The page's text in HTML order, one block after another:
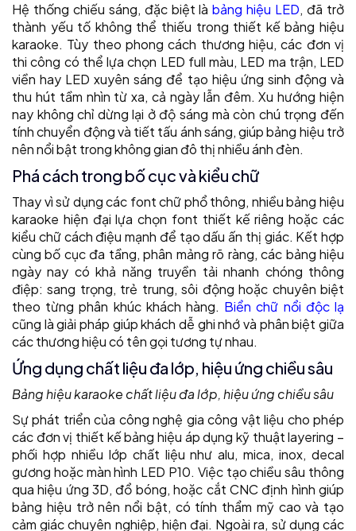
Hệ thống chiếu sáng, đặc biệt làbảng hiệu LED, đã trở
thành yếu tố không thể thiếu trong thiết kế bảng hiệu
karaoke. Tùy theo phong cách thương hiệu, các đơn vị
thi công có thể lựa chọn LED full màu, LED ma trận, LED
viền hay LED xuyên sáng để tạo hiệu ứng sinh động và
thu hút tầm nhìn từ xa, cả ngày lẫn đêm. Xu hướng hiện
nay không chỉ dừng lại ở độ sáng mà còn chú trọng đến
tính chuyển động và tiết tấu ánh sáng, giúp bảng hiệu trở
nên nổi bật trong không gian đô thị nhiều ánh đèn.
Phá cách trong bố cục và kiểu chữ
Thay vì sử dụng các font chữ phổ thông, nhiều bảng hiệu
karaoke hiện đại lựa chọn font thiết kế riêng hoặc các
kiểu chữ cách điệu mạnh để tạo dấu ấn thị giác. Kết hợp
cùng bố cục đa tầng, phân mảng rõ ràng, các bảng hiệu
ngày nay có khả năng truyền tải nhanh chóng thông
điệp: sang trọng, trẻ trung, sôi động hoặc chuyên biệt
theo từng phân khúc khách hàng. Biển chữ nổi độc lạ
cũng là giải pháp giúp khách dễ ghi nhớ và phân biệt giữa
các thương hiệu có tên gọi tương tự nhau.
Ứng dụng chất liệu đa lớp, hiệu ứng chiều sâu
Bảng hiệu karaoke chất liệu đa lớp, hiệu ứng chiều sâu
Sự phát triển của công nghệ gia công vật liệu cho phép
các đơn vị thiết kế bảng hiệu áp dụng kỹ thuật layering –
phối hợp nhiều lớp chất liệu như alu, mica, inox, decal
gương hoặc màn hình LED P10. Việc tạo chiều sâu thông
qua hiệu ứng 3D, đổ bóng, hoặc cắt CNC định hình giúp
bảng hiệu trở nên nổi bật, có tính thẩm mỹ cao và tạo
cảm giác chuyên nghiệp, hiện đại. Ngoài ra, sử dụng các